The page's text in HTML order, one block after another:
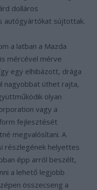
dolláros
autógyártókat sújtottak.
a latban a Mazda
mércével mérve
egy elhibázott, drága
nagyobbat üthet rajta,
olyan
vagy a
fejlesztését
megvalósítani. A
részlegének helyettes
épp arról beszélt,
a lehető legjobb
összecseng a